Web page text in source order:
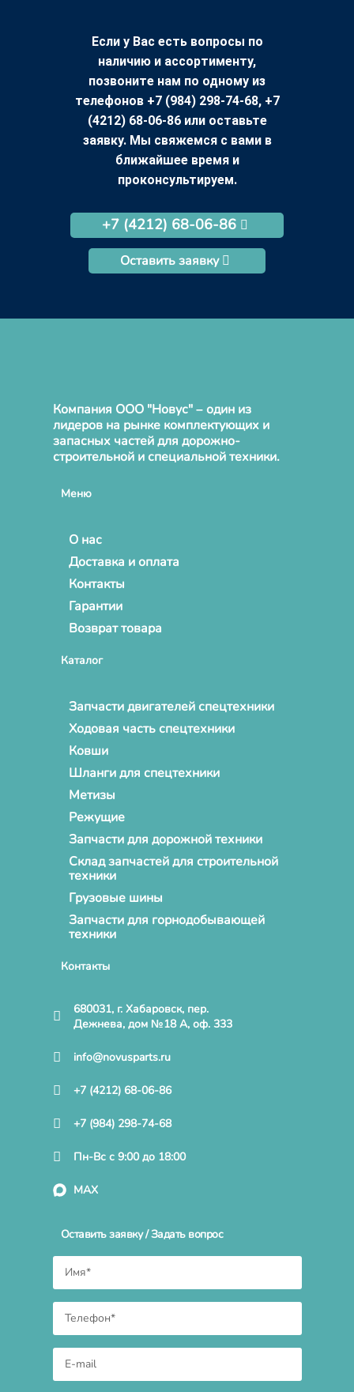
Если у Вас есть вопросы по
наличию и ассортименту,
позвоните нам по одному из
телефонов +7 (984) 298-74-68, +7
(4212) 68-06-86 или оставьте
заявку. Мы свяжемся с вами в
ближайшее время и
проконсультируем.
+7 (4212) 68-06-86
Оставить заявку
Компания ООО "Новус" – один из
лидеров на рынке комплектующих и
запасных частей для дорожно-
строительной и специальной техники.
Меню
О нас
Доставка и оплата
Контакты
Гарантии
Возврат товара
Каталог
Запчасти двигателей спецтехники
Ходовая часть спецтехники
Ковши
Шланги для спецтехники
Метизы
Режущие
Запчасти для дорожной техники
Склад запчастей для строительной
техники
Грузовые шины
Запчасти для горнодобывающей
техники
Контакты
680031, г. Хабаровск, пер.
Дежнева, дом №18 А, оф. 333
info@novusparts.ru
+7 (4212) 68-06-86
+7 (984) 298-74-68
Пн-Вс с 9:00 до 18:00
MAX
Оставить заявку / Задать вопрос